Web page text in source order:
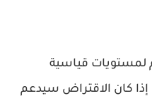
لمستويات قياسية
كان الاقتراض سيدعم